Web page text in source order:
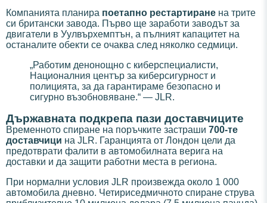
Компанията планира поетапно рестартиране на трите
си британски завода. Първо ще заработи заводът за
двигатели в Уулвърхемптън, а пълният капацитет на
останалите обекти се очаква след няколко седмици.
„Работим денонощно с киберспециалисти,
Националния център за киберсигурност и
полицията, за да гарантираме безопасно и
сигурно възобновяване.“ — JLR.
Държавната подкрепа пази доставчиците
Временното спиране на поръчките застраши 700-те
доставчици на JLR. Гаранцията от Лондон цели да
предотврати фалити в автомобилната верига на
доставки и да защити работни места в региона.
При нормални условия JLR произвежда около 1 000
автомобила дневно. Четириседмичното спиране струва